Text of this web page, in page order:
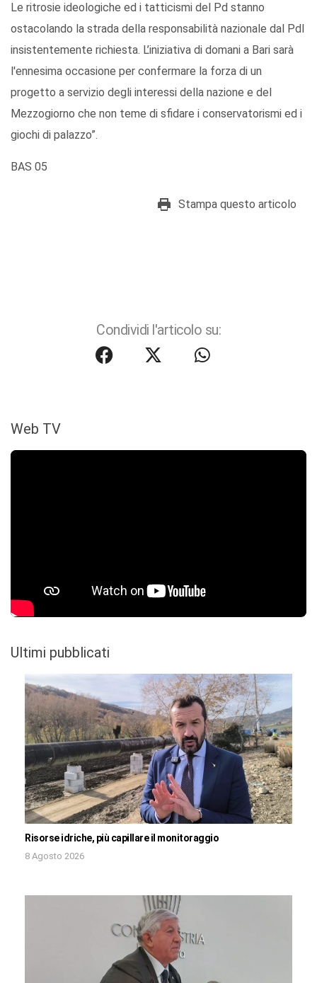
Le ritrosie ideologiche ed i tatticismi del Pd stanno
ostacolando la strada della responsabilità nazionale dal Pdl
insistentemente richiesta. L’iniziativa di domani a Bari sarà
l'ennesima occasione per confermare la forza di un
progetto a servizio degli interessi della nazione e del
Mezzogiorno che non teme di sfidare i conservatorismi ed i
giochi di palazzo”.
BAS 05
Stampa questo articolo
Condividi l'articolo su:
Web TV
Ultimi pubblicati
Risorse idriche, più capillare il monitoraggio
8 Agosto 2026